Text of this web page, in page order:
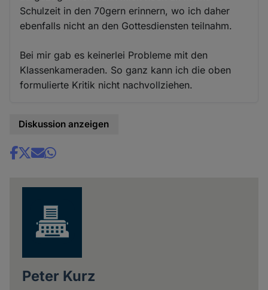
Schulzeit in den 70gern erinnern, wo ich daher
ebenfalls nicht an den Gottesdiensten teilnahm.
Bei mir gab es keinerlei Probleme mit den
Klassenkameraden. So ganz kann ich die oben
formulierte Kritik nicht nachvollziehen.
Diskussion anzeigen
Share
Peter Kurz